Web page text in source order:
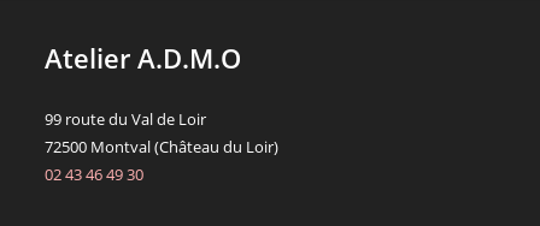
Atelier A.D.M.O
99 route du Val de Loir
72500 Montval (Château du Loir)
02 43 46 49 30